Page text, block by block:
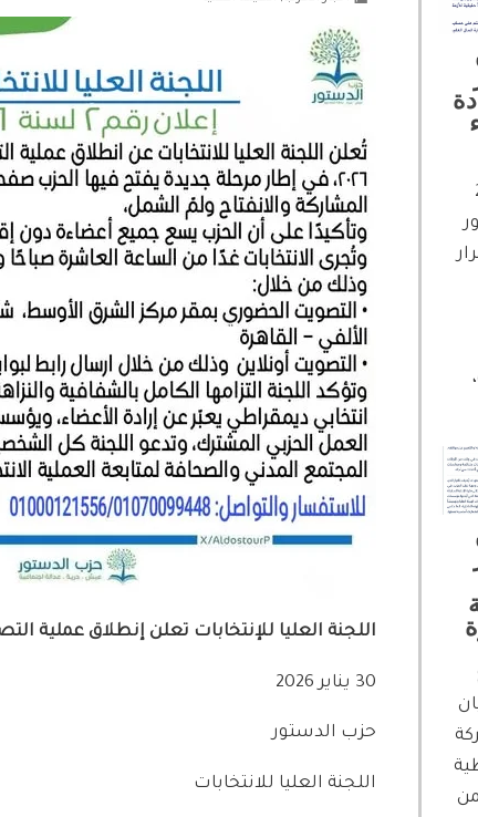
اللجنة العليا للإنتخابات تعلن إنطلاق عملية التصويت
30 يناير 2026
حزب الدستور
اللجنة العليا للانتخابات